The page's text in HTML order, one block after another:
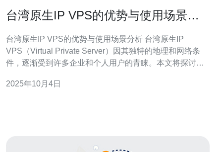
台湾原生IP VPS的优势与使用场景分
台湾原生IP VPS的优势与使用场景分析 台湾原生IP
VPS（Virtual Private Server）因其独特的地理和网络条
件，逐渐受到许多企业和个人用户的青睐。本文将探讨台
骤。 1. 台湾原生IP VPS的定义及基本概念 台湾原生IP
2025年10月4日